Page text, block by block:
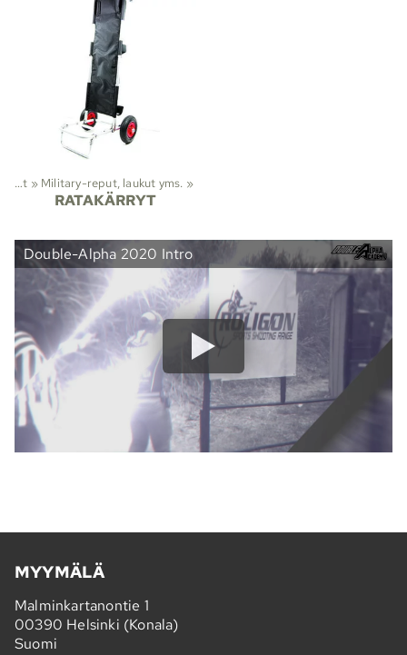
Viranomaistuotteet ‪» Military-reput, laukut yms. ‪»
RATAKÄRRYT
Double-Alpha 2020 Intro
MYYMÄLÄ
Malminkartanontie 1
00390 Helsinki (Konala)
Suomi